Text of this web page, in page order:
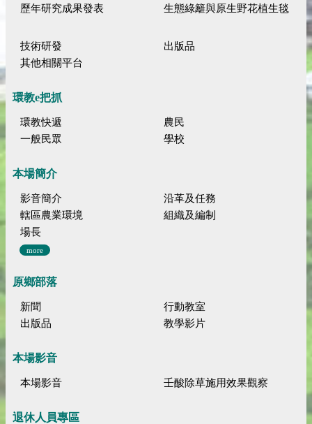
歷年研究成果發表 生態綠籬與原生野花植生毯
技術研發
出版品
其他相關平台
環教e把抓
環教快遞
農民
一般民眾
學校
本場簡介
影音簡介
沿革及任務
轄區農業環境
組織及編制
場長
more
原鄉部落
新聞
行動教室
出版品
教學影片
本場影音
本場影音 壬酸除草施用效果觀察
退休人員專區